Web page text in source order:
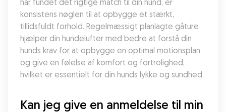
har fundet det rigtige match til din hund, er
konsistens nøglen til at opbygge et stærkt,
tillidsfuldt forhold. Regelmæssigt planlagte gåture
hjælper din hundelufter med bedre at forstå din
hunds krav for at opbygge en optimal motionsplan
og give en følelse af komfort og fortrolighed,
hvilket er essentielt for din hunds lykke og sundhed.
Kan jeg give en anmeldelse til min